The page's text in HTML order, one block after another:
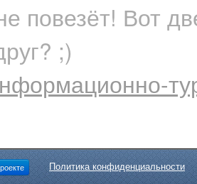
повезёт! Вот
;)
Политика конфиденциальности